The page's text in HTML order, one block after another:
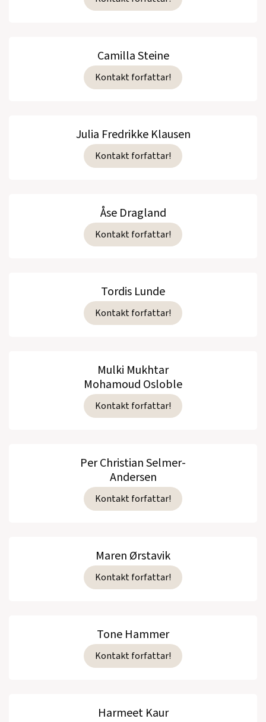
Camilla Steine
Kontakt forfattar!
Julia Fredrikke Klausen
Kontakt forfattar!
Åse Dragland
Kontakt forfattar!
Tordis Lunde
Kontakt forfattar!
Mulki Mukhtar
Mohamoud Osloble
Kontakt forfattar!
Per Christian Selmer-
Andersen
Kontakt forfattar!
Maren Ørstavik
Kontakt forfattar!
Tone Hammer
Kontakt forfattar!
Harmeet Kaur